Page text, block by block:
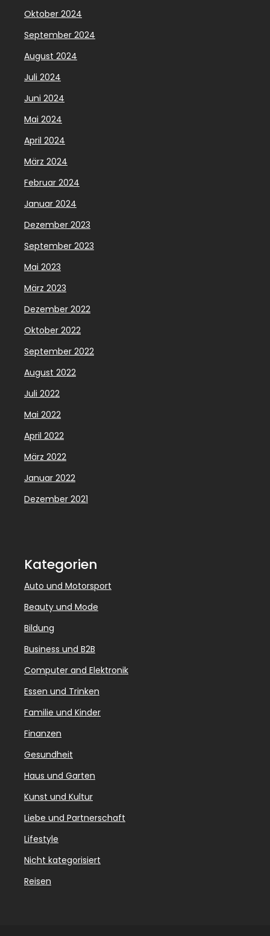
Oktober 2024
September 2024
August 2024
Juli 2024
Juni 2024
Mai 2024
April 2024
März 2024
Februar 2024
Januar 2024
Dezember 2023
September 2023
Mai 2023
März 2023
Dezember 2022
Oktober 2022
September 2022
August 2022
Juli 2022
Mai 2022
April 2022
März 2022
Januar 2022
Dezember 2021
Kategorien
Auto und Motorsport
Beauty und Mode
Bildung
Business und B2B
Computer and Elektronik
Essen und Trinken
Familie und Kinder
Finanzen
Gesundheit
Haus und Garten
Kunst und Kultur
Liebe und Partnerschaft
Lifestyle
Nicht kategorisiert
Reisen